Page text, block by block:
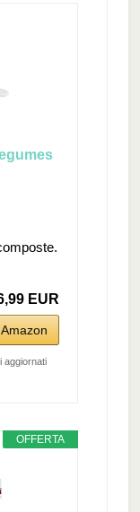
EUR
aggiornati
OFFERTA